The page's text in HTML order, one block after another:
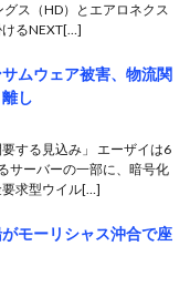
ス（HD）とエアロネクス
けるNEXT[…]
ムウェア被害、物流関
し
する見込み」 エーザイは6
サーバーの一部に、暗号化
求型ウイル[…]
モーリシャス沖合で座